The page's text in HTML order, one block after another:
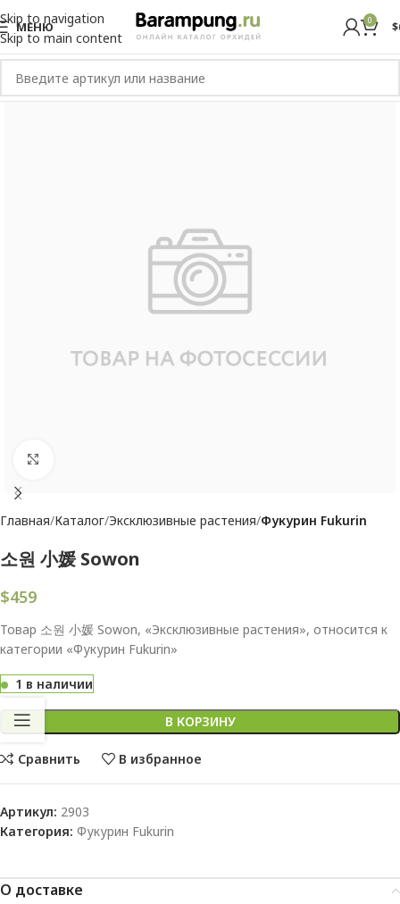
Skip to navigation
Skip to main content
МЕНЮ 0 $
Главная Каталог Эксклюзивные растения Фукурин Fukurin
소원 小媛 Sowon
$459
Товар 소원 小媛 Sowon, «Эксклюзивные растения», относится к
категории «Фукурин Fukurin»
1 в наличии
В КОРЗИНУ
Сравнить В избранное
Артикул: 2903
Категория: Фукурин Fukurin
О доставке